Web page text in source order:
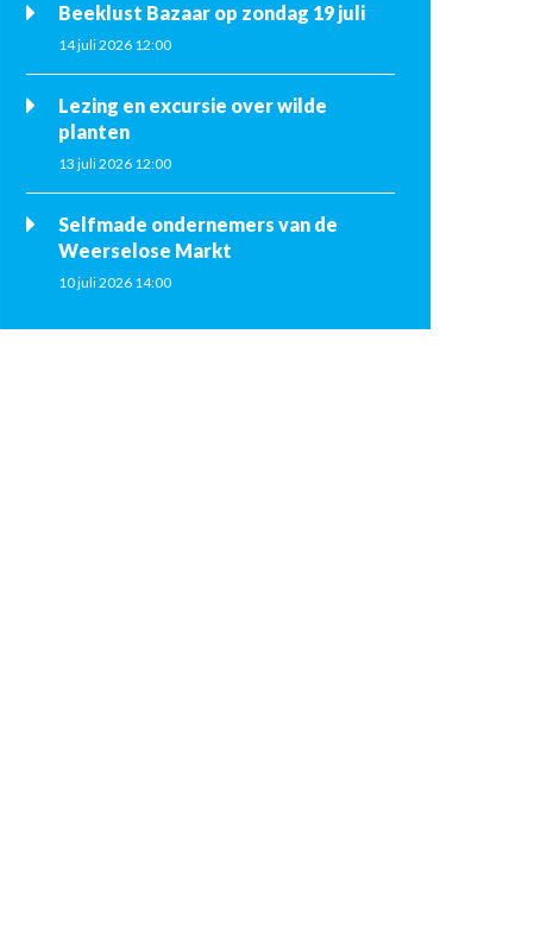
Beeklust Bazaar op zondag 19 juli
14 juli 2026 12:00
Lezing en excursie over wilde
planten
13 juli 2026 12:00
Selfmade ondernemers van de
Weerselose Markt
10 juli 2026 14:00